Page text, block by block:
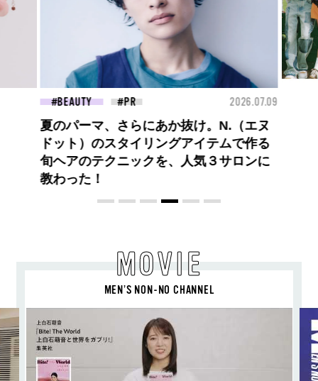
FASHION 2026.07.09
BEYOND A GOOD BOY ルイ・ヴィト
ンのプレフォールコレクションが描くプ
レッピースタイル
MOVIE
MEN’S NON-NO CHANNEL